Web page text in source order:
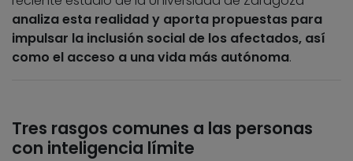
analiza esta realidad y aporta propuestas para
impulsar la inclusión social de los afectados, así
como el acceso a una vida más autónoma.
Tres rasgos comunes a las personas
con inteligencia límite